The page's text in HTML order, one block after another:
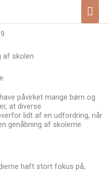
påvirket mange børn og
at diverse
lidt af en udfordring, når
genåbning af skolerne.
haft stort fokus på,